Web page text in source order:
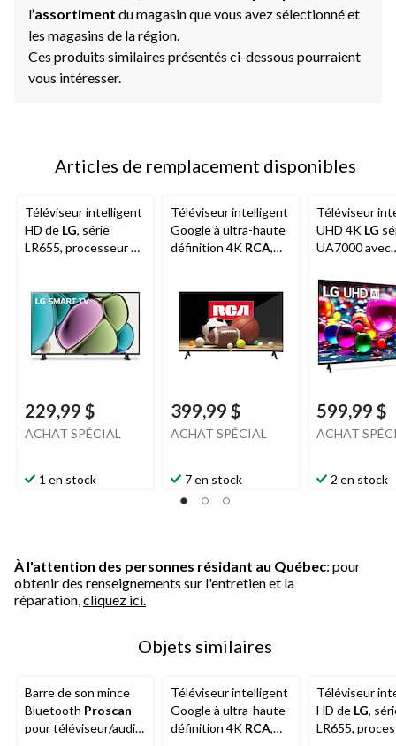
l’assortiment du magasin que vous avez sélectionné et
les magasins de la région.
Ces produits similaires présentés ci-dessous pourraient
vous intéresser.
Articles de remplacement disponibles
Téléviseur intelligent
HD de LG, série
LR655, processeur α5
chaînes LG, 32 po
229,99 $
ACHAT SPÉCIAL
1 en stock
Téléviseur intelligent
Google à ultra-haute
définition 4K RCA,
399,99 $
ACHAT SPÉCIAL
7 en stock
Téléviseur
UHD 4K LG
UA7000 avec
55 po
599,99 $
ACHAT
2 en stock
À l'attention des personnes résidant au Québec: pour
obtenir des renseignements sur l'entretien et la
réparation, cliquez ici.
Objets similaires
Barre de son mince
Bluetooth Proscan
pour téléviseur/audio
Téléviseur intelligent
Google à ultra-haute
définition 4K RCA,
Téléviseur
HD de LG,
LR655,